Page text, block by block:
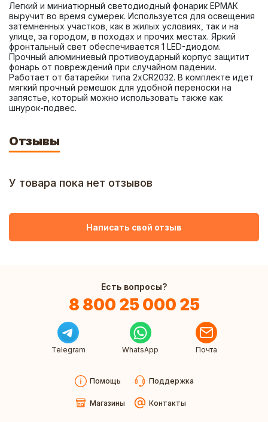
Легкий и миниатюрный светодиодный фонарик ЕРМАК
выручит во время сумерек. Используется для освещения
затемненных участков, как в жилых условиях, так и на
улице, за городом, в походах и прочих местах. Яркий
фронтальный свет обеспечивается 1 LED-диодом.
Прочный алюминиевый противоударный корпус защитит
фонарь от повреждений при случайном падении.
Работает от батарейки типа 2хCR2032. В комплекте идет
мягкий прочный ремешок для удобной переноски на
запястье, который можно использовать также как
шнурок-подвес.
Отзывы
У товара пока нет отзывов
Написать свой отзыв
Есть вопросы?
8 800 25 000 25
Telegram WhatsApp Почта
Помощь Поддержка
Магазины Контакты